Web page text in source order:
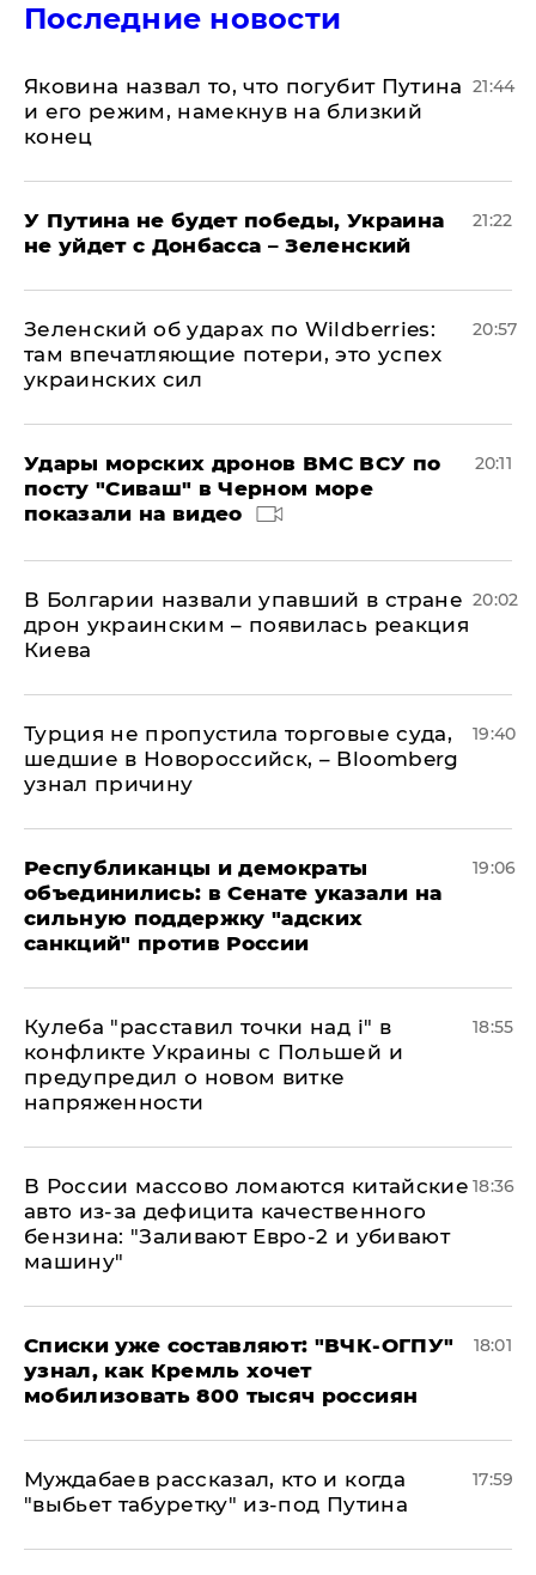
Последние новости
Яковина назвал то, что погубит Путина
и его режим, намекнув на близкий
конец
21:44
У Путина не будет победы, Украина
не уйдет с Донбасса – Зеленский
21:22
Зеленский об ударах по Wildberries:
там впечатляющие потери, это успех
украинских сил
20:57
Удары морских дронов ВМС ВСУ по
посту "Сиваш" в Черном море
показали на видео
20:11
В Болгарии назвали упавший в стране
дрон украинским – появилась реакция
Киева
20:02
Турция не пропустила торговые суда,
шедшие в Новороссийск, – Bloomberg
узнал причину
19:40
Республиканцы и демократы
объединились: в Сенате указали на
сильную поддержку "адских
санкций" против России
19:06
Кулеба "расставил точки над і" в
конфликте Украины с Польшей и
предупредил о новом витке
напряженности
18:55
В России массово ломаются китайские
авто из-за дефицита качественного
бензина: "Заливают Евро-2 и убивают
машину"
18:36
Списки уже составляют: "ВЧК-ОГПУ"
узнал, как Кремль хочет
мобилизовать 800 тысяч россиян
18:01
Муждабаев рассказал, кто и когда
"выбьет табуретку" из-под Путина
17:59